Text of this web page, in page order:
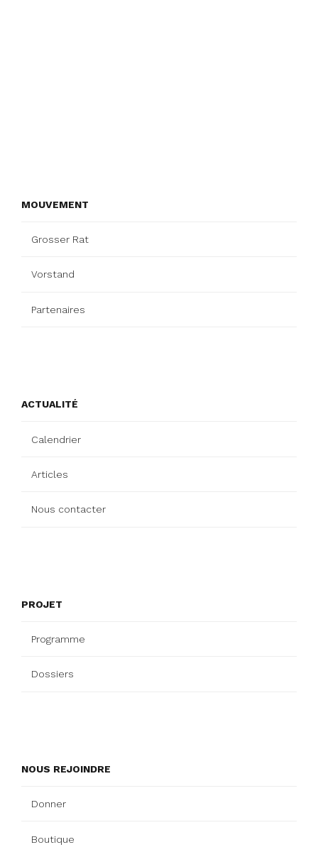
MOUVEMENT
Grosser Rat
Vorstand
Partenaires
ACTUALITÉ
Calendrier
Articles
Nous contacter
PROJET
Programme
Dossiers
NOUS REJOINDRE
Donner
Boutique